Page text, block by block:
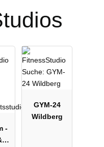
-
GYM-24
Wildberg